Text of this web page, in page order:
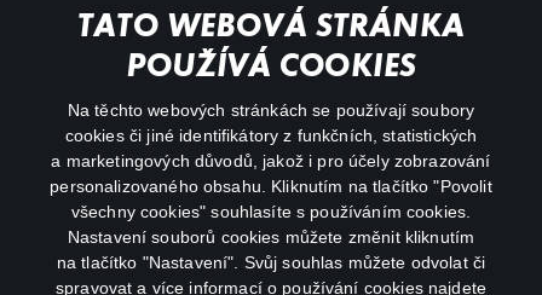
TATO WEBOVÁ STRÁNKA
POUŽÍVÁ COOKIES
Na těchto webových stránkách se používají soubory
cookies či jiné identifikátory z funkčních, statistických
a marketingových důvodů, jakož i pro účely zobrazování
personalizovaného obsahu. Kliknutím na tlačítko "Povolit
všechny cookies" souhlasíte s používáním cookies.
Nastavení souborů cookies můžete změnit kliknutím
na tlačítko "Nastavení". Svůj souhlas můžete odvolat či
spravovat a více informací o používání cookies najdete
My profile
facebookinstagram
youtube